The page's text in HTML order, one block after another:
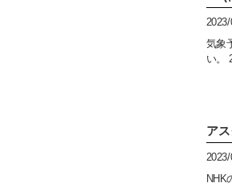
気象
い。
ア
NHK